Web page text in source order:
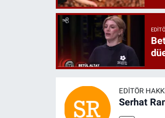
EDITÖR
Serhat